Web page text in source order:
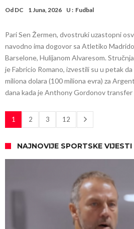
Od DC 1 Juna, 2026 U : Fudbal
Pari Sen Žermen, dvostruki uzastopni
navodno ima dogovor sa Atletiko
Barselone, Hulijanom Alvaresom.
je Fabricio Romano, izvestili su u petak
miliona dolara (100 miliona evra) za
dana kada je Anthony Gordonov transfer
1 2 3 12
NAJNOVIJE SPORTSKE VIJESTI